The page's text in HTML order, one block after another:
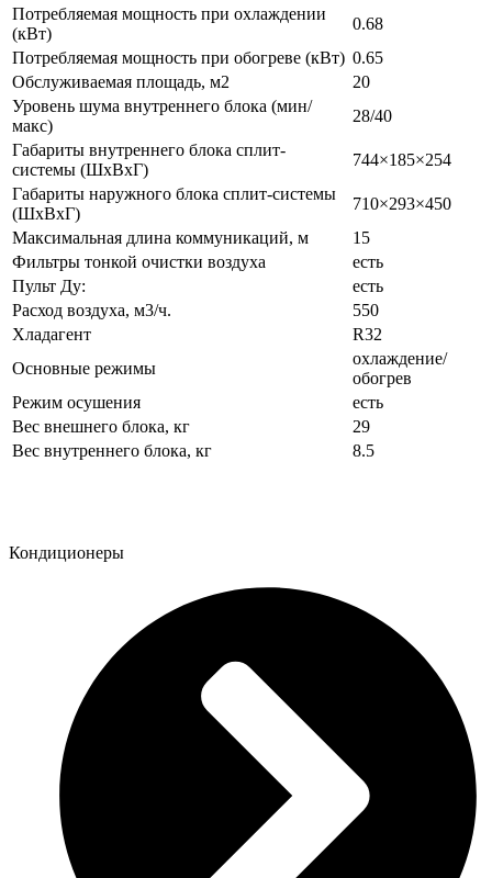
Потребляемая мощность при охлаждении
(кВт)
0.68
Потребляемая мощность при обогреве (кВт) 0.65
Обслуживаемая площадь, м2
20
Уровень шума внутреннего блока (мин/
макс)
28/40
Габариты внутреннего блока сплит-
системы (ШxВxГ)
744×185×254
Габариты наружного блока сплит-системы
(ШxВxГ)
710×293×450
Максимальная длина коммуникаций, м
15
Фильтры тонкой очистки воздуха
есть
Пульт Ду:
есть
Расход воздуха, м3/ч.
550
Хладагент
R32
Основные режимы
охлаждение/
обогрев
Режим осушения
есть
Вес внешнего блока, кг
29
Вес внутреннего блока, кг
8.5
Кондиционеры